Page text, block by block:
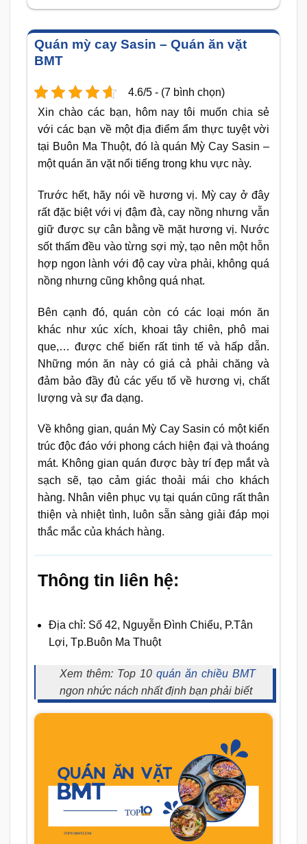
Quán mỳ cay Sasin – Quán ăn vặt
BMT
4.6/5 - (7 bình chọn)
Xin chào các bạn, hôm nay tôi muốn chia sẻ
với các bạn về một địa điểm ẩm thực tuyệt vời
tại Buôn Ma Thuột, đó là quán Mỳ Cay Sasin –
một quán ăn vặt nổi tiếng trong khu vực này.
Trước hết, hãy nói về hương vị. Mỳ cay ở đây
rất đặc biệt với vị đậm đà, cay nồng nhưng vẫn
giữ được sự cân bằng về mặt hương vị. Nước
sốt thấm đều vào từng sợi mỳ, tạo nên một hỗn
hợp ngon lành với độ cay vừa phải, không quá
nồng nhưng cũng không quá nhạt.
Bên cạnh đó, quán còn có các loại món ăn
khác như xúc xích, khoai tây chiên, phô mai
que,… được chế biến rất tinh tế và hấp dẫn.
Những món ăn này có giá cả phải chăng và
đảm bảo đầy đủ các yếu tố về hương vị, chất
lượng và sự đa dạng.
Về không gian, quán Mỳ Cay Sasin có một kiến
trúc độc đáo với phong cách hiện đại và thoáng
mát. Không gian quán được bày trí đẹp mắt và
sạch sẽ, tạo cảm giác thoải mái cho khách
hàng. Nhân viên phục vụ tại quán cũng rất thân
thiện và nhiệt tình, luôn sẵn sàng giải đáp mọi
thắc mắc của khách hàng.
Thông tin liên hệ:
Địa chỉ: Số 42, Nguyễn Đình Chiểu, P.Tân
Lợi, Tp.Buôn Ma Thuột
Xem thêm: Top 10 quán ăn chiều BMT
ngon nhức nách nhất định bạn phải biết